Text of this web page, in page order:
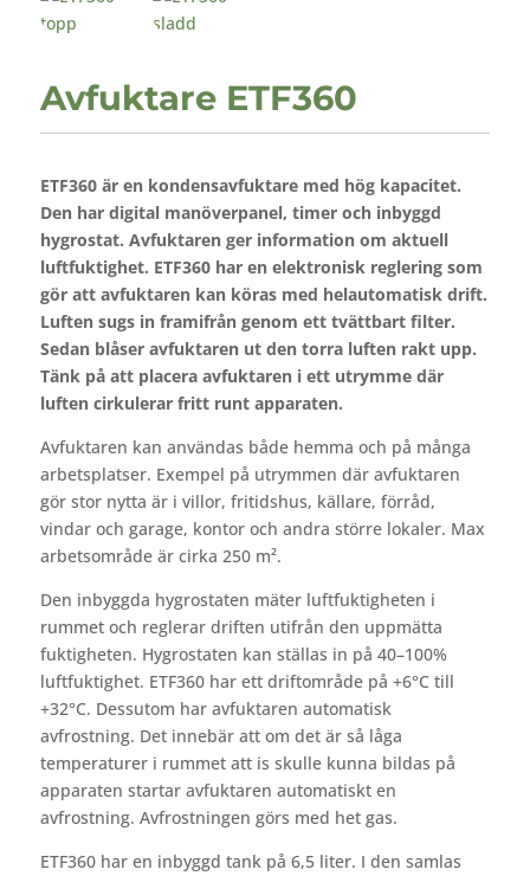
Avfuktare ETF360
ETF360 är en kondensavfuktare med hög kapacitet.
Den har digital manöverpanel, timer och inbyggd
hygrostat. Avfuktaren ger information om aktuell
luftfuktighet. ETF360 har en elektronisk reglering som
gör att avfuktaren kan köras med helautomatisk drift.
Luften sugs in framifrån genom ett tvättbart filter.
Sedan blåser avfuktaren ut den torra luften rakt upp.
Tänk på att placera avfuktaren i ett utrymme där
luften cirkulerar fritt runt apparaten.
Avfuktaren kan användas både hemma och på många
arbetsplatser. Exempel på utrymmen där avfuktaren
gör stor nytta är i villor, fritidshus, källare, förråd,
vindar och garage, kontor och andra större lokaler. Max
arbetsområde är cirka 250 m².
Den inbyggda hygrostaten mäter luftfuktigheten i
rummet och reglerar driften utifrån den uppmätta
fuktigheten. Hygrostaten kan ställas in på 40–100%
luftfuktighet. ETF360 har ett driftområde på +6°C till
+32°C. Dessutom har avfuktaren automatisk
avfrostning. Det innebär att om det är så låga
temperaturer i rummet att is skulle kunna bildas på
apparaten startar avfuktaren automatiskt en
avfrostning. Avfrostningen görs med het gas.
ETF360 har en inbyggd tank på 6,5 liter. I den samlas